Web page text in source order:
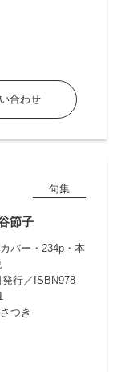
合わせ
句集
節子
バー・234p・本
発行／ISBN978-
つき